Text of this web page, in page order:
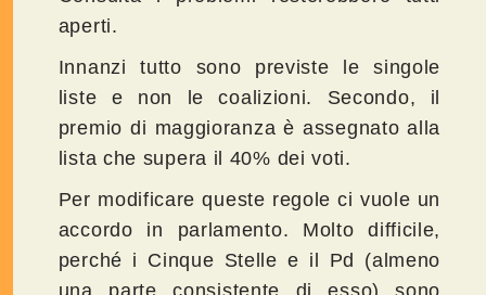
aperti.
Innanzi tutto sono previste le singole
liste e non le coalizioni. Secondo, il
premio di maggioranza è assegnato alla
lista che supera il 40% dei voti.
Per modificare queste regole ci vuole un
accordo in parlamento. Molto difficile,
perché i Cinque Stelle e il Pd (almeno